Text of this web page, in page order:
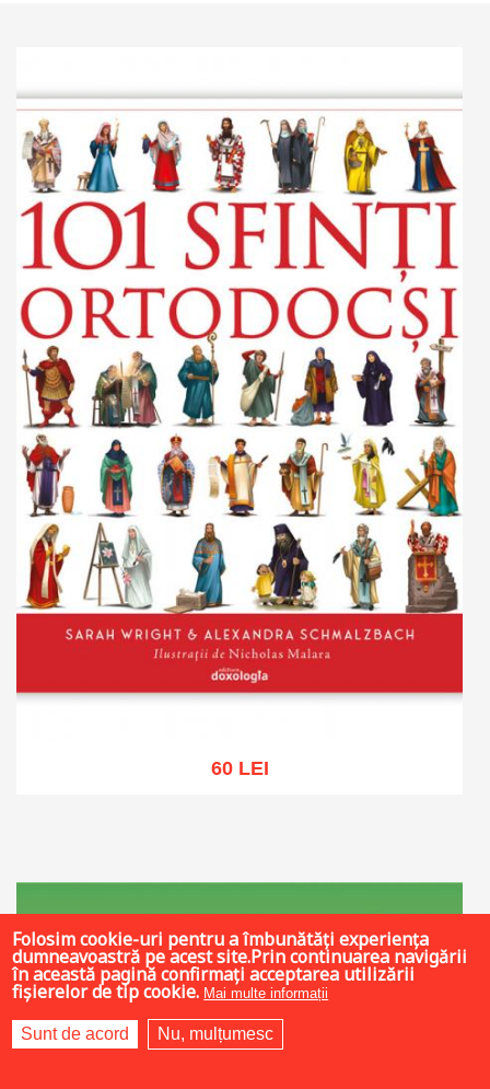
60 LEI
Folosim cookie-uri pentru a îmbunătăți experiența
dumneavoastră pe acest site.Prin continuarea navigării
în această pagină confirmați acceptarea utilizării
fișierelor de tip cookie. Mai multe informații
Sunt de acord Nu, mulțumesc